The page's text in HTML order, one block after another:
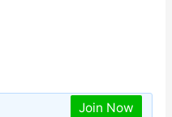
Join Now